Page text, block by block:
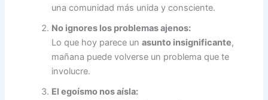
una comunidad más unida y consciente.
No ignores los problemas ajenos:
Lo que hoy parece unasunto insignificante,
mañana puede volverse un problema que te
involucre.
El egoísmo nos aísla: